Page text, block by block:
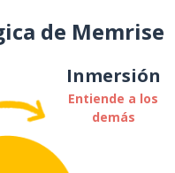
de Memrise
Inmersión
Entiende a los
demás